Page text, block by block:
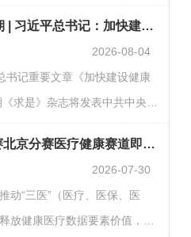
大赛中所取得的初赛成绩，…
建设研讨会”。来自全国的医
党课学习与深入研讨，共同探
息化建设中的创新应用与落地
信息化建设“新航向”中国医院
王才有向参会代表上了一堂…
医疗信息化周报 第544期 | 习近平总书记：加快建设健康中国
2026-08-04
书记重要文章《加快建设健康
求是》杂志将发表中共中央总
2035年建成健康中国，是中央
五”是实现这一目标的关键时
，力求取得决定性进展。（健
书记、主任雷海潮：加快建设
2026年“数据要素×”大赛北京分赛医疗健康赛道即将开始，邀您参赛！
2026-07-30
动“三医”（医疗、医保、医
放健康医疗数据要素价值，由